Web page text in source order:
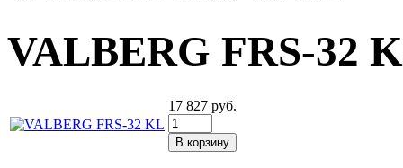
VALBERG FRS-32
17 827 руб.